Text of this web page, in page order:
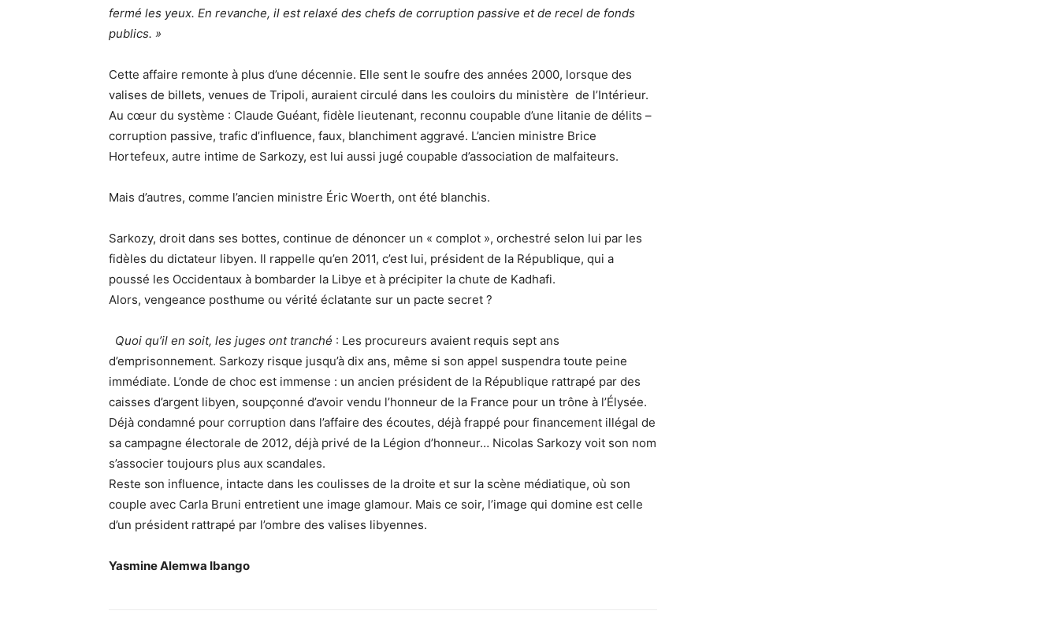
fermé les yeux. En revanche, il est relaxé des chefs de corruption passive et de recel de fonds
publics. »
Cette affaire remonte à plus d’une décennie. Elle sent le soufre des années 2000, lorsque des
valises de billets, venues de Tripoli, auraient circulé dans les couloirs du ministère de l’Intérieur.
Au cœur du système : Claude Guéant, fidèle lieutenant, reconnu coupable d’une litanie de délits –
corruption passive, trafic d’influence, faux, blanchiment aggravé. L’ancien ministre Brice
Hortefeux, autre intime de Sarkozy, est lui aussi jugé coupable d’association de malfaiteurs.
Mais d’autres, comme l’ancien ministre Éric Woerth, ont été blanchis.
Sarkozy, droit dans ses bottes, continue de dénoncer un « complot », orchestré selon lui par les
fidèles du dictateur libyen. Il rappelle qu’en 2011, c’est lui, président de la République, qui a
poussé les Occidentaux à bombarder la Libye et à précipiter la chute de Kadhafi.
Alors, vengeance posthume ou vérité éclatante sur un pacte secret ?
Quoi qu’il en soit, les juges ont tranché : Les procureurs avaient requis sept ans
d’emprisonnement. Sarkozy risque jusqu’à dix ans, même si son appel suspendra toute peine
immédiate. L’onde de choc est immense : un ancien président de la République rattrapé par des
caisses d’argent libyen, soupçonné d’avoir vendu l’honneur de la France pour un trône à l’Élysée.
Déjà condamné pour corruption dans l’affaire des écoutes, déjà frappé pour financement illégal de
sa campagne électorale de 2012, déjà privé de la Légion d’honneur… Nicolas Sarkozy voit son nom
s’associer toujours plus aux scandales.
Reste son influence, intacte dans les coulisses de la droite et sur la scène médiatique, où son
couple avec Carla Bruni entretient une image glamour. Mais ce soir, l’image qui domine est celle
d’un président rattrapé par l’ombre des valises libyennes.
Yasmine Alemwa Ibango